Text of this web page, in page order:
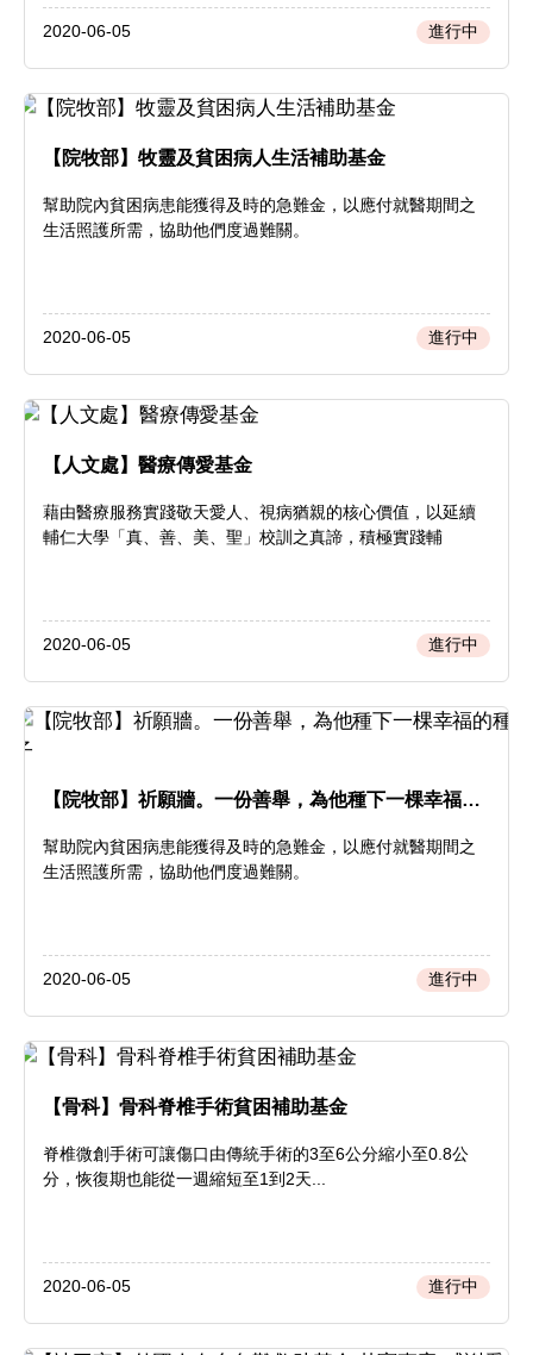
2020-06-05 進行中
【院牧部】牧靈及貧困病人生活補助基金
幫助院內貧困病患能獲得及時的急難金，以應付就醫期間之
生活照護所需，協助他們度過難關。
2020-06-05 進行中
【人文處】醫療傳愛基金
藉由醫療服務實踐敬天愛人、視病猶親的核心價值，以延續
輔仁大學「真、善、美、聖」校訓之真諦，積極實踐輔
2020-06-05 進行中
【院牧部】祈願牆。一份善舉，為他種下一棵幸福的
幫助院內貧困病患能獲得及時的急難金，以應付就醫期間之
生活照護所需，協助他們度過難關。
2020-06-05 進行中
【骨科】骨科脊椎手術貧困補助基金
脊椎微創手術可讓傷口由傳統手術的3至6公分縮小至0.8公
分，恢復期也能從一週縮短至1到2天...
2020-06-05 進行中